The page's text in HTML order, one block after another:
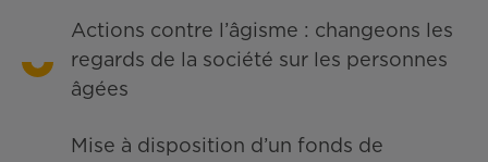
Actions contre l’âgisme : changeons les
regards de la société sur les personnes
âgées
Mise à disposition d’un fonds de